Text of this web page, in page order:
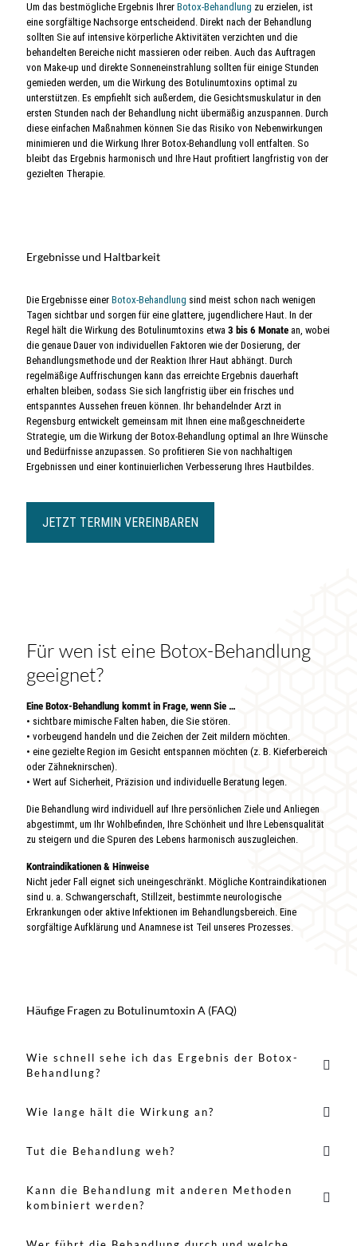
Um das bestmögliche Ergebnis Ihrer Botox-Behandlung zu erzielen, ist
eine sorgfältige Nachsorge entscheidend. Direkt nach der Behandlung
sollten Sie auf intensive körperliche Aktivitäten verzichten und die
behandelten Bereiche nicht massieren oder reiben. Auch das Auftragen
von Make-up und direkte Sonneneinstrahlung sollten für einige Stunden
gemieden werden, um die Wirkung des Botulinumtoxins optimal zu
unterstützen. Es empfiehlt sich außerdem, die Gesichtsmuskulatur in den
ersten Stunden nach der Behandlung nicht übermäßig anzuspannen. Durch
diese einfachen Maßnahmen können Sie das Risiko von Nebenwirkungen
minimieren und die Wirkung Ihrer Botox-Behandlung voll entfalten. So
bleibt das Ergebnis harmonisch und Ihre Haut profitiert langfristig von der
gezielten Therapie.
Ergebnisse und Haltbarkeit
Die Ergebnisse einer Botox-Behandlung sind meist schon nach wenigen
Tagen sichtbar und sorgen für eine glattere, jugendlichere Haut. In der
Regel hält die Wirkung des Botulinumtoxins etwa 3 bis 6 Monate an, wobei
die genaue Dauer von individuellen Faktoren wie der Dosierung, der
Behandlungsmethode und der Reaktion Ihrer Haut abhängt. Durch
regelmäßige Auffrischungen kann das erreichte Ergebnis dauerhaft
erhalten bleiben, sodass Sie sich langfristig über ein frisches und
entspanntes Aussehen freuen können. Ihr behandelnder Arzt in
Regensburg entwickelt gemeinsam mit Ihnen eine maßgeschneiderte
Strategie, um die Wirkung der Botox-Behandlung optimal an Ihre Wünsche
und Bedürfnisse anzupassen. So profitieren Sie von nachhaltigen
Ergebnissen und einer kontinuierlichen Verbesserung Ihres Hautbildes.
JETZT TERMIN VEREINBAREN
Für wen ist eine Botox-Behandlung
geeignet?
Eine Botox-Behandlung kommt in Frage, wenn Sie …
• sichtbare mimische Falten haben, die Sie stören.
• vorbeugend handeln und die Zeichen der Zeit mildern möchten.
• eine gezielte Region im Gesicht entspannen möchten (z. B. Kieferbereich
oder Zähneknirschen).
• Wert auf Sicherheit, Präzision und individuelle Beratung legen.
Die Behandlung wird individuell auf Ihre persönlichen Ziele und Anliegen
abgestimmt, um Ihr Wohlbefinden, Ihre Schönheit und Ihre Lebensqualität
zu steigern und die Spuren des Lebens harmonisch auszugleichen.
Kontraindikationen & Hinweise
Nicht jeder Fall eignet sich uneingeschränkt. Mögliche Kontraindikationen
sind u. a. Schwangerschaft, Stillzeit, bestimmte neurologische
Erkrankungen oder aktive Infektionen im Behandlungsbereich. Eine
sorgfältige Aufklärung und Anamnese ist Teil unseres Prozesses.
Häufige Fragen zu Botulinumtoxin A (FAQ)
Wie schnell sehe ich das Ergebnis der Botox-
Behandlung?
Wie lange hält die Wirkung an?
Tut die Behandlung weh?
Kann die Behandlung mit anderen Methoden
kombiniert werden?